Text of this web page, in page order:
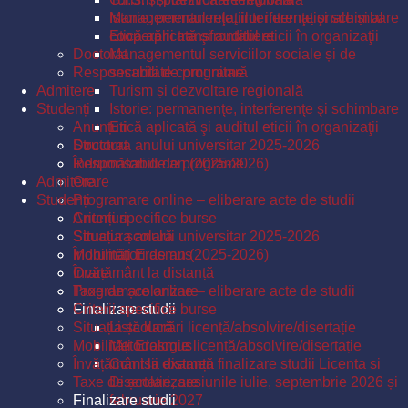
Istorie: permanenţe, interferenţe şi schimbare
Etică aplicată şi auditul eticii în organizaţii
Doctorat
Responsabili de programe
Admitere
Studenți
Anunțuri
Structura anului universitar 2025-2026
Îndrumători de an (2025-2026)
Orare
Programare online – eliberare acte de studii
Criterii specifice burse
Situația școlară
Mobilități Erasmus
Învățământ la distanță
Taxe de școlarizare
Finalizare studii
Listă lucrări licență/absolvire/disertație
Metodologie licență/absolvire/disertație
Comisii examen finalizare studii Licenta si
Disertatie, sesiunile iulie, septembrie 2026 și
februarie 2027
Managementul relațiilor internaționale și al
cooperării transfrontaliere
Managementul serviciilor sociale și de
securitate comunitară
Turism și dezvoltare regională
Istorie: permanenţe, interferenţe şi schimbare
Etică aplicată şi auditul eticii în organizaţii
Doctorat
Responsabili de programe
Admitere
Studenți
Anunțuri
Structura anului universitar 2025-2026
Îndrumători de an (2025-2026)
Orare
Programare online – eliberare acte de studii
Criterii specifice burse
Situația școlară
Mobilități Erasmus
Învățământ la distanță
Taxe de școlarizare
Finalizare studii